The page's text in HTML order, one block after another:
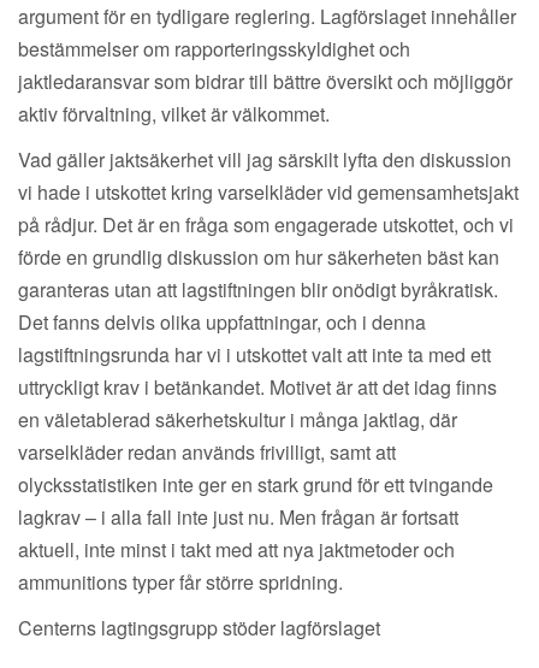
argument för en tydligare reglering. Lagförslaget innehåller
bestämmelser om rapporteringsskyldighet och
jaktledaransvar som bidrar till bättre översikt och möjliggör
aktiv förvaltning, vilket är välkommet.
Vad gäller jaktsäkerhet vill jag särskilt lyfta den diskussion
vi hade i utskottet kring varselkläder vid gemensamhetsjakt
på rådjur. Det är en fråga som engagerade utskottet, och vi
förde en grundlig diskussion om hur säkerheten bäst kan
garanteras utan att lagstiftningen blir onödigt byråkratisk.
Det fanns delvis olika uppfattningar, och i denna
lagstiftningsrunda har vi i utskottet valt att inte ta med ett
uttryckligt krav i betänkandet. Motivet är att det idag finns
en väletablerad säkerhetskultur i många jaktlag, där
varselkläder redan används frivilligt, samt att
olycksstatistiken inte ger en stark grund för ett tvingande
lagkrav – i alla fall inte just nu. Men frågan är fortsatt
aktuell, inte minst i takt med att nya jaktmetoder och
ammunitions typer får större spridning.
Centerns lagtingsgrupp stöder lagförslaget